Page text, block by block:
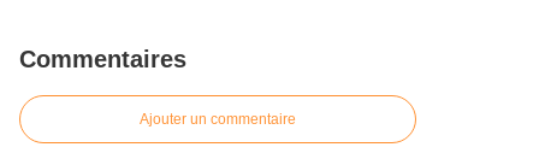
Commentaires
Ajouter un commentaire